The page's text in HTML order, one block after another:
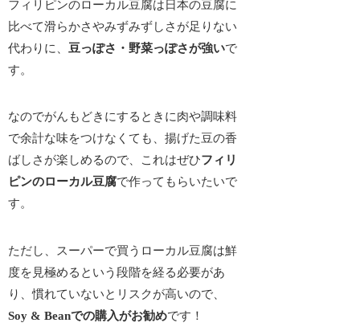
フィリピンのローカル豆腐は日本の豆腐に
比べて滑らかさやみずみずしさが足りない
代わりに、 豆っぽさ・野菜っぽさが強いで
す。
なのでがんもどきにするときに肉や調味料
で余計な味をつけなくても、揚げた豆の香
ばしさが楽しめるので、これはぜひフィリ
ピンのローカル豆腐で作ってもらいたいで
す。
ただし、スーパーで買うローカル豆腐は鮮
度を見極める という段階を経る必要があ
り、慣れていないと リスクが高いので、
Soy & Beanでの購入がお勧めです！